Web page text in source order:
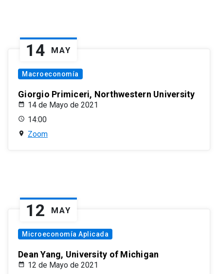
14 MAY
Macroeconomía
Giorgio Primiceri, Northwestern University
14 de Mayo de 2021
14:00
Zoom
12 MAY
Microeconomía Aplicada
Dean Yang, University of Michigan
12 de Mayo de 2021